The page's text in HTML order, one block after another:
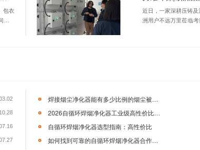
型企业。公司生产的产品在轨道交通、铁路货车制造
、农业机械等行业领域有着很高的声誉和影响力。咨
客服进行沟通。